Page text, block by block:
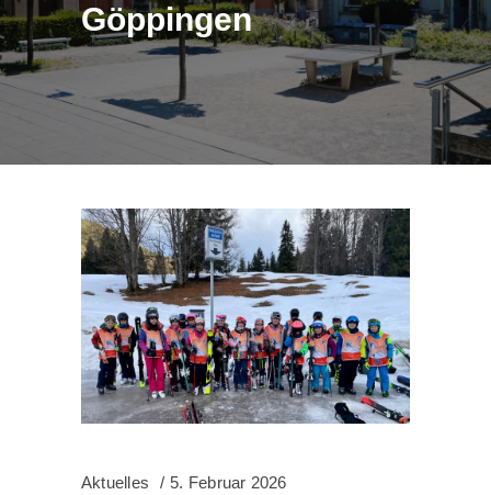
Göppingen
Aktuelles 5. Februar 2026